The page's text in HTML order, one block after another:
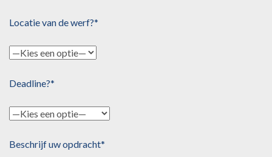
Locatie van de werf?*
Deadline?*
Beschrijf uw opdracht*